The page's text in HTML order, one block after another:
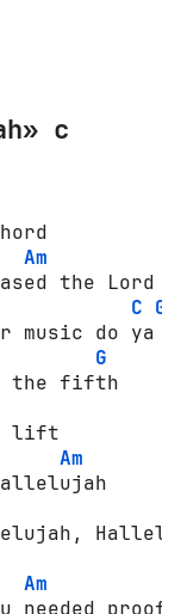
с
chord
Am
the Lord
C G
music do ya
G
the fifth
lift
Am
Am
needed proof